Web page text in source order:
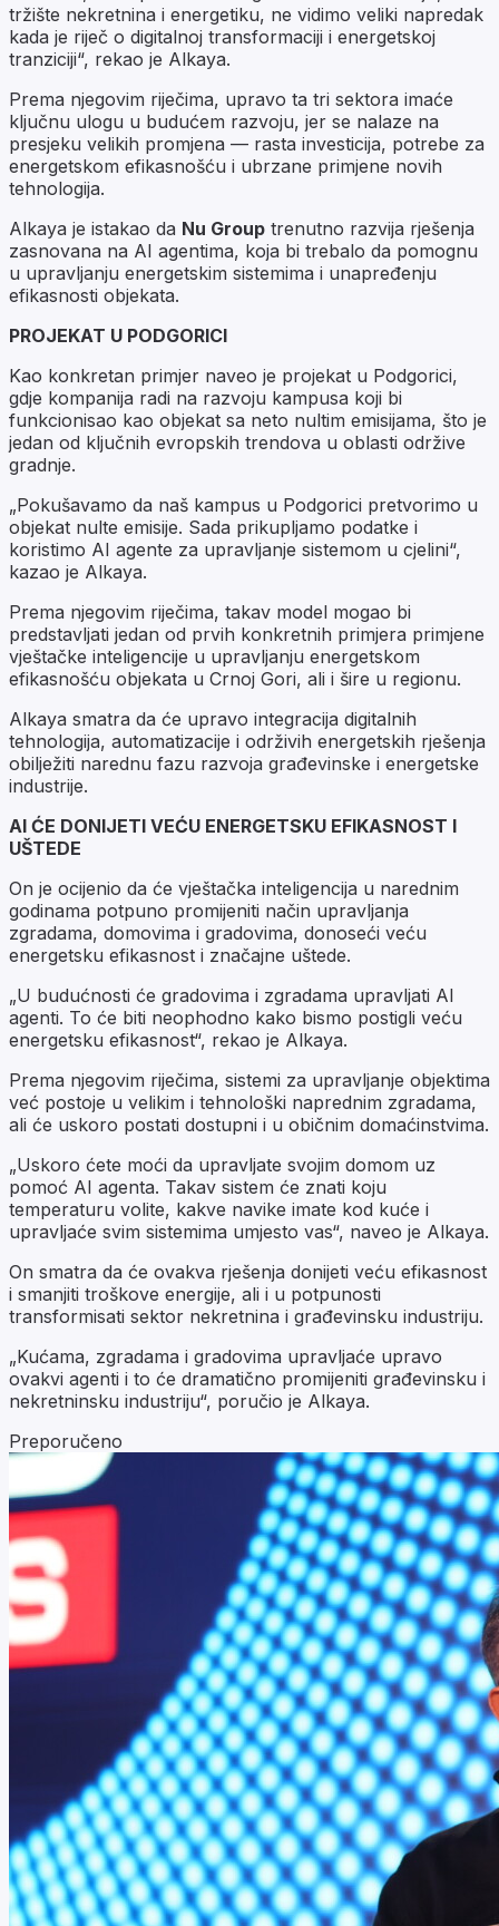
tržište nekretnina i energetiku, ne vidimo veliki napredak
kada je riječ o digitalnoj transformaciji i energetskoj
tranziciji“, rekao je Alkaya.
Prema njegovim riječima, upravo ta tri sektora imaće
ključnu ulogu u budućem razvoju, jer se nalaze na
presjeku velikih promjena — rasta investicija, potrebe za
energetskom efikasnošću i ubrzane primjene novih
tehnologija.
Alkaya je istakao da Nu Group trenutno razvija rješenja
zasnovana na AI agentima, koja bi trebalo da pomognu
u upravljanju energetskim sistemima i unapređenju
efikasnosti objekata.
PROJEKAT U PODGORICI
Kao konkretan primjer naveo je projekat u Podgorici,
gdje kompanija radi na razvoju kampusa koji bi
funkcionisao kao objekat sa neto nultim emisijama, što je
jedan od ključnih evropskih trendova u oblasti održive
gradnje.
„Pokušavamo da naš kampus u Podgorici pretvorimo u
objekat nulte emisije. Sada prikupljamo podatke i
koristimo AI agente za upravljanje sistemom u cjelini“,
kazao je Alkaya.
Prema njegovim riječima, takav model mogao bi
predstavljati jedan od prvih konkretnih primjera primjene
vještačke inteligencije u upravljanju energetskom
efikasnošću objekata u Crnoj Gori, ali i šire u regionu.
Alkaya smatra da će upravo integracija digitalnih
tehnologija, automatizacije i održivih energetskih rješenja
obilježiti narednu fazu razvoja građevinske i energetske
industrije.
AI ĆE DONIJETI VEĆU ENERGETSKU EFIKASNOST I
UŠTEDE
On je ocijenio da će vještačka inteligencija u narednim
godinama potpuno promijeniti način upravljanja
zgradama, domovima i gradovima, donoseći veću
energetsku efikasnost i značajne uštede.
„U budućnosti će gradovima i zgradama upravljati AI
agenti. To će biti neophodno kako bismo postigli veću
energetsku efikasnost“, rekao je Alkaya.
Prema njegovim riječima, sistemi za upravljanje objektima
već postoje u velikim i tehnološki naprednim zgradama,
ali će uskoro postati dostupni i u običnim domaćinstvima.
„Uskoro ćete moći da upravljate svojim domom uz
pomoć AI agenta. Takav sistem će znati koju
temperaturu volite, kakve navike imate kod kuće i
upravljaće svim sistemima umjesto vas“, naveo je Alkaya.
On smatra da će ovakva rješenja donijeti veću efikasnost
i smanjiti troškove energije, ali i u potpunosti
transformisati sektor nekretnina i građevinsku industriju.
„Kućama, zgradama i gradovima upravljaće upravo
ovakvi agenti i to će dramatično promijeniti građevinsku i
nekretninsku industriju“, poručio je Alkaya.
Preporučeno